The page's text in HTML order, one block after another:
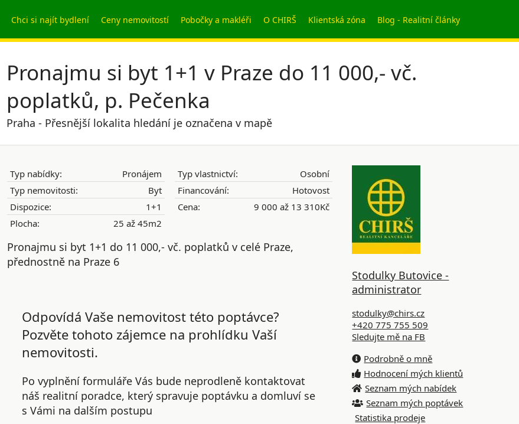
Chci si najít bydlení Ceny nemovitostí Pobočky a makléři O CHIRŠ Klientská zóna Blog - Realitní články
Pronajmu si byt 1+1 v Praze do 11 000,- vč.
poplatků, p. Pečenka
Praha - Přesnější lokalita hledání je označena v mapě
Typ nabídky:
Pronájem
Typ nemovitosti:
Byt
Dispozice:
1+1
Plocha:
25 až 45m2
Typ vlastnictví:
Osobní
Financování:
Hotovost
Cena:
9 000 až 13 310Kč
Pronajmu si byt 1+1 do 11 000,- vč. poplatků v celé Praze,
přednostně na Praze 6
Odpovídá Vaše nemovitost této poptávce?
Pozvěte tohoto zájemce na prohlídku Vaší
nemovitosti.
Po vyplnění formuláře Vás bude neprodleně kontaktovat
náš realitní poradce, který spravuje poptávku a domluví se
s Vámi na dalším postupu
Stodulky Butovice -
administrator
stodulky@chirs.cz
+420 775 755 509
Sledujte mě na FB
Podrobně o mně
Hodnocení mých klientů
Seznam mých nabídek
Seznam mých poptávek
Statistika prodeje